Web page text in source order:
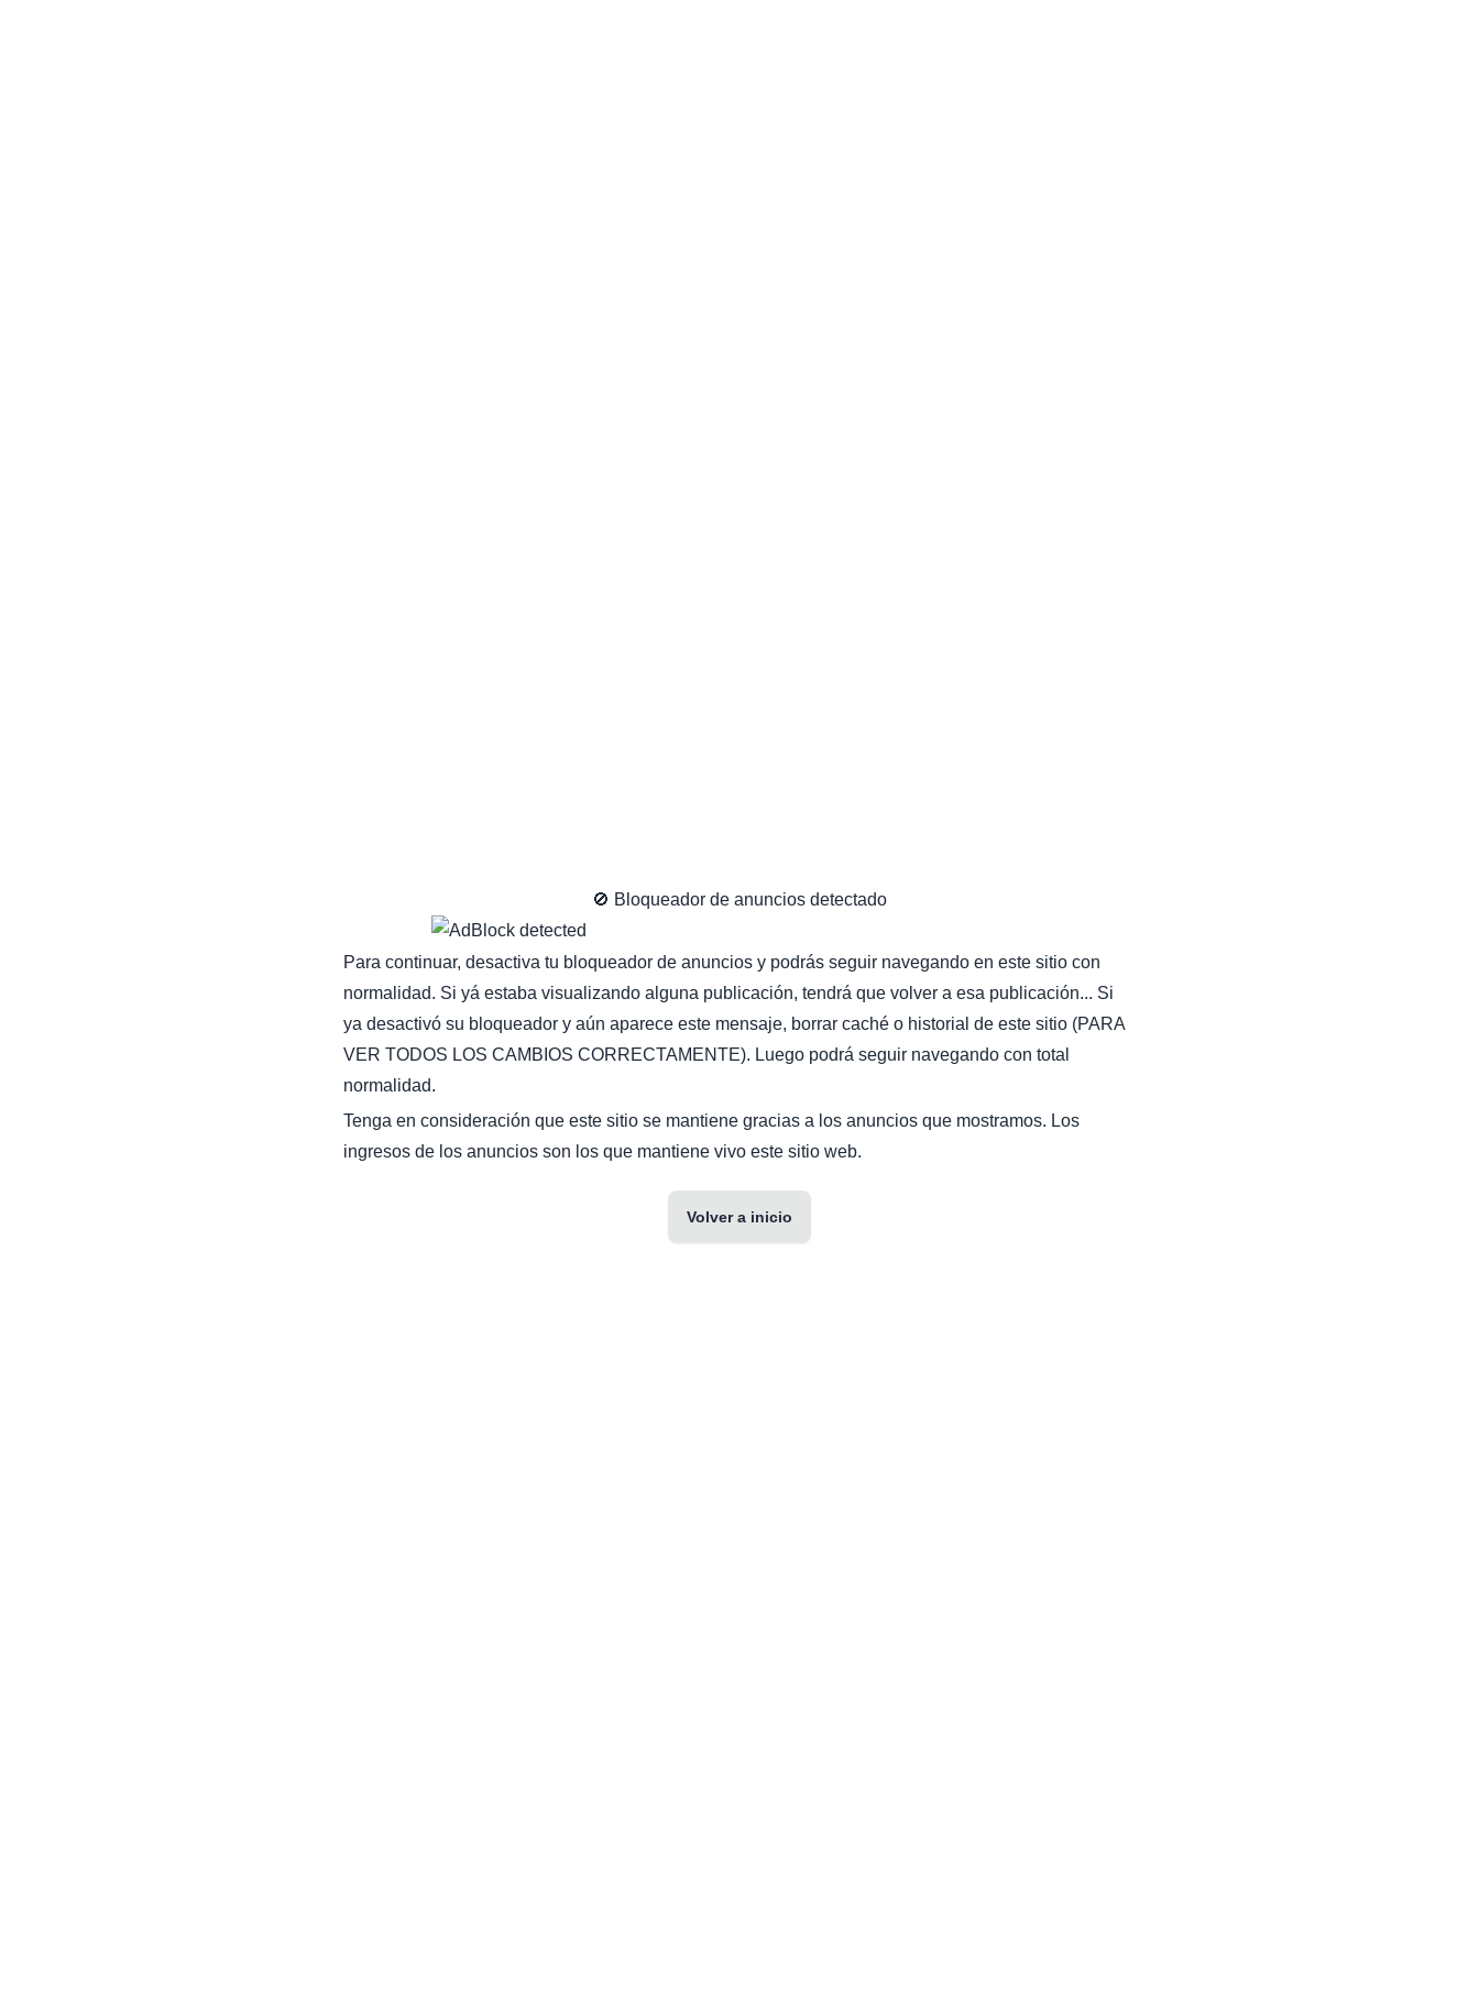
🚫 Bloqueador de anuncios detectado
Para continuar, desactiva tu bloqueador de anuncios y podrás seguir navegando en este sitio con
normalidad. Si yá estaba visualizando alguna publicación, tendrá que volver a esa publicación... Si
ya desactivó su bloqueador y aún aparece este mensaje, borrar caché o historial de este sitio (PARA
VER TODOS LOS CAMBIOS CORRECTAMENTE). Luego podrá seguir navegando con total
normalidad.
Tenga en consideración que este sitio se mantiene gracias a los anuncios que mostramos. Los
ingresos de los anuncios son los que mantiene vivo este sitio web.
Volver a inicio